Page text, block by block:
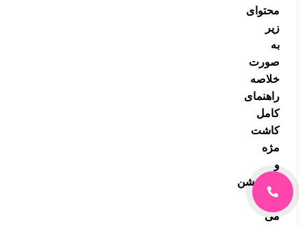
محتوای
زیر
به
صورت
خلاصه
راهنمای
کامل
کاشت
مژه
و
اکستنشن
مژه
می